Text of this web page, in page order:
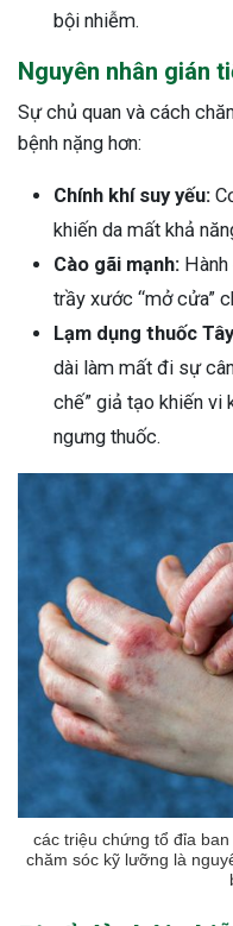
bội nhiễm.
Nguyên nhân gián
Sự chủ quan và cách
bệnh nặng hơn:
Chính khí suy yếu:
khiến da mất khả
Cào gãi mạnh:
trầy xước “mở cửa”
Lạm dụng thuốc
dài làm mất đi sự
chế” giả tạo khiến vi
ngưng thuốc.
các triệu chứng tổ đỉa
chăm sóc kỹ lưỡng là